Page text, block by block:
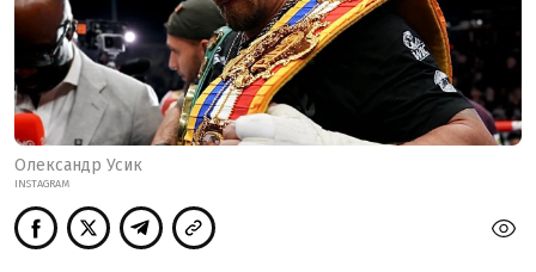
Олександр Усик
INSTAGRAM